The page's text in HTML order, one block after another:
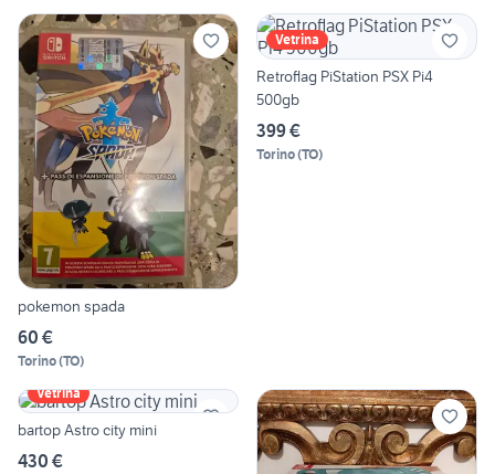
pokemon spada
60 €
Torino(TO)
Vetrina
Retroflag PiStation PSX Pi4
500gb
399 €
Torino(TO)
Vetrina
bartop Astro city mini
430 €